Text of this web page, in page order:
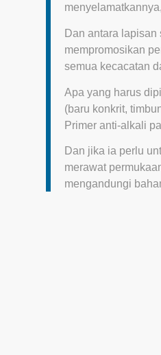
Dan antara lapisan
mempromosikan
semua kecacatan
Apa yang harus
(baru konkrit,
Primer anti-alkali
Dan jika ia perlu
merawat
mengandungi